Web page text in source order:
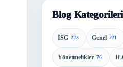
Blog Kategorileri
İSG 273 Genel 221
Yönetmelikler 76